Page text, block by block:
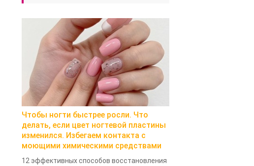
Чтобы ногти быстрее росли. Что
делать, если цвет ногтевой пластины
изменился. Избегаем контакта с
моющими химическими средствами
12 эффективных способов восстановления